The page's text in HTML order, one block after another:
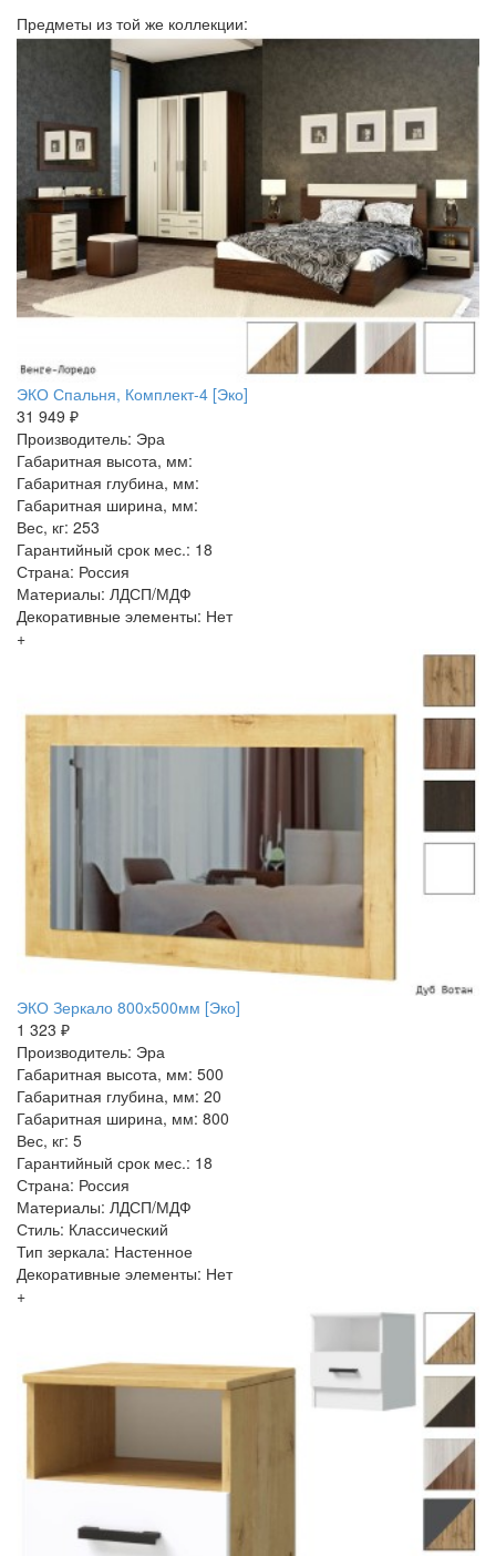
Предметы из той же коллекции:
ЭКО Спальня, Комплект-4 [Эко]
31 949 ₽
Производитель: Эра
Габаритная высота, мм:
Габаритная глубина, мм:
Габаритная ширина, мм:
Вес, кг: 253
Гарантийный срок мес.: 18
Страна: Россия
Материалы: ЛДСП/МДФ
Декоративные элементы: Нет
+
ЭКО Зеркало 800х500мм [Эко]
1 323 ₽
Производитель: Эра
Габаритная высота, мм: 500
Габаритная глубина, мм: 20
Габаритная ширина, мм: 800
Вес, кг: 5
Гарантийный срок мес.: 18
Страна: Россия
Материалы: ЛДСП/МДФ
Стиль: Классический
Тип зеркала: Настенное
Декоративные элементы: Нет
+